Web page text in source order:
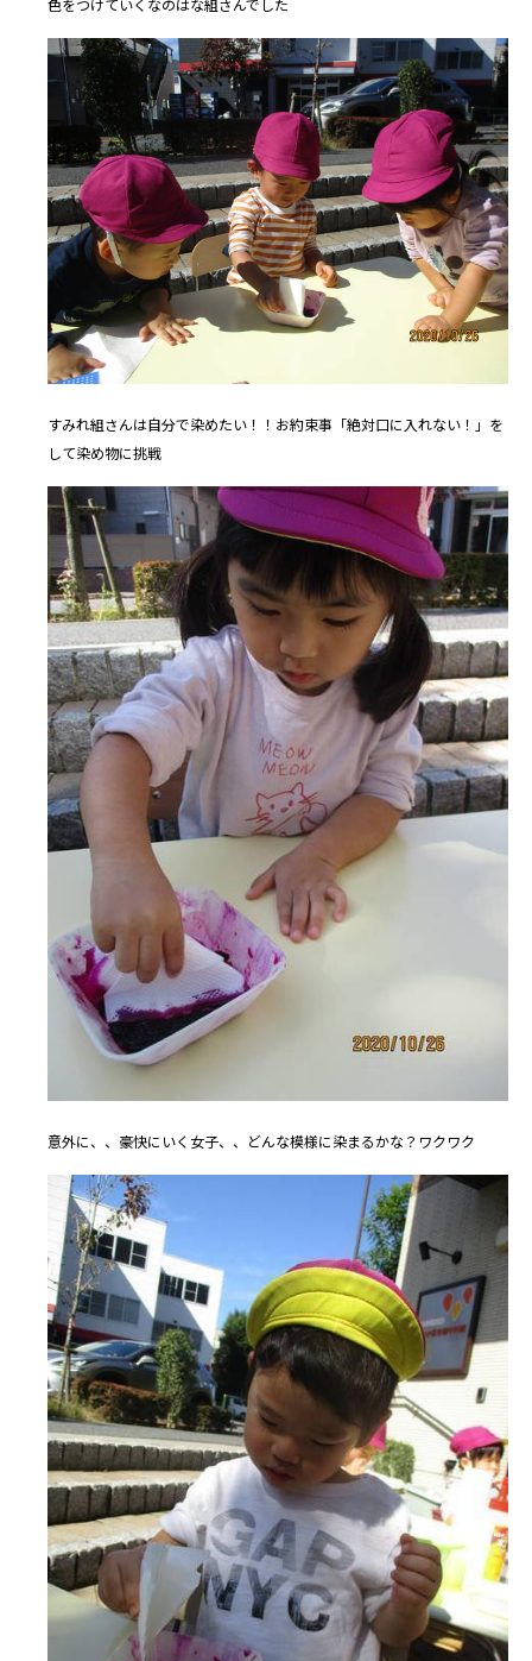
色をつけていくなのはな組さんでした
すみれ組さんは自分で染めたい！！お約束事「絶対口に入れない！」を
して染め物に挑戦
意外に、、豪快にいく女子、、どんな模様に染まるかな？ワクワク